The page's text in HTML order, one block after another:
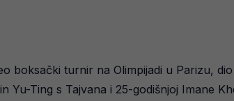
boksački turnir na Olimpijadi u Parizu,
Yu-Ting s Tajvana i 25-godišnjoj Imane